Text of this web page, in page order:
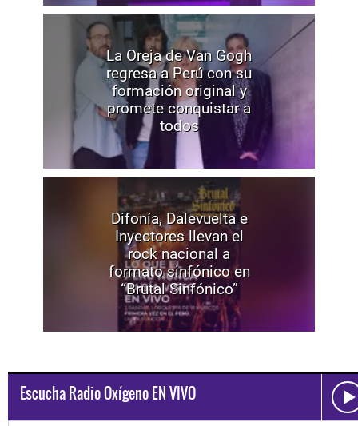
La Oreja de Van Gogh
regresa a Perú con su
formación original y
promete conquistar a
todos
Difonía, Dalevuelta e
Inyectores llevan el
rock nacional a
formato sinfónico en
“Brutal Sinfónico”
Escucha Radio Oxígeno EN VIVO